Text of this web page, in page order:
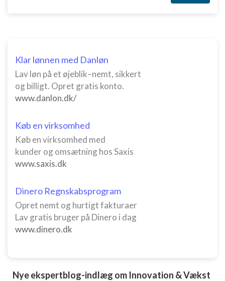
Klar lønnen med Danløn
Lav løn på et øjeblik–nemt, sikkert
og billigt. Opret gratis konto.
www.danlon.dk/
Køb en virksomhed
Køb en virksomhed med
kunder og omsætning hos Saxis
www.saxis.dk
Dinero Regnskabsprogram
Opret nemt og hurtigt fakturaer
Lav gratis bruger på Dinero i dag
www.dinero.dk
Nye ekspertblog-indlæg om Innovation & Vækst